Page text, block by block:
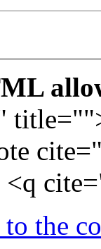
the